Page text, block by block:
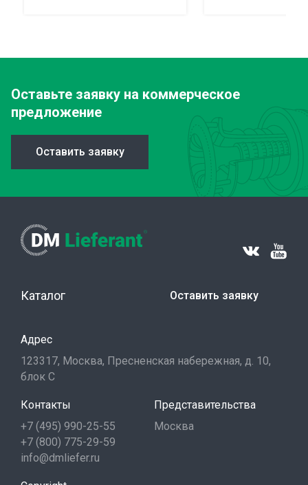
Оставьте заявку на коммерческое
предложение
Оставить заявку
Каталог Оставить заявку
Адрес
123317, Москва, Пресненская набережная, д. 10,
блок С
Контакты
+7 (495) 990-25-55
+7 (800) 775-29-59
info@dmliefer.ru
Представительства
Москва